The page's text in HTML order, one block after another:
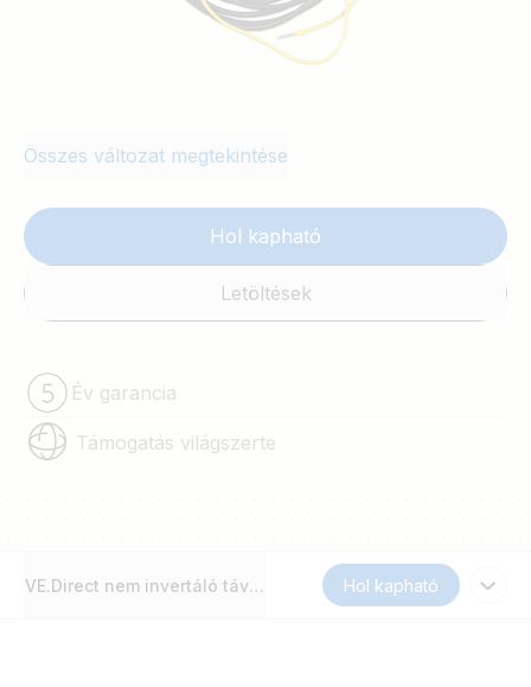
Összes változat megtekintése
Hol kapható
Letöltések
Év garancia
Támogatás világszerte
VE.Direct nem invertáló távoli be/ és kikapcsoló kábel
Hol kapható